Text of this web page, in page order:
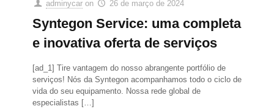
adminycar on 26 de março de 2024
Syntegon Service: uma completa
e inovativa oferta de serviços
[ad_1] Tire vantagem do nosso abrangente portfólio de
serviços! Nós da Syntegon acompanhamos todo o ciclo de
vida do seu equipamento. Nossa rede global de
especialistas […]